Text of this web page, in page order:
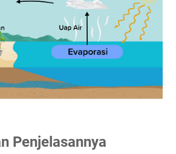
Penjelasannya